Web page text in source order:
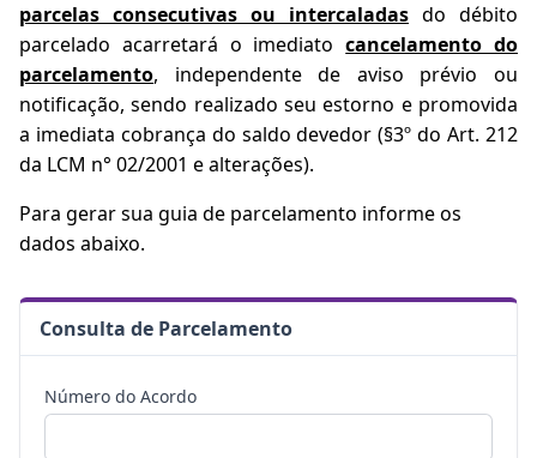
parcelas consecutivas ou intercaladas do débito
parcelado acarretará o imediatocancelamento do
parcelamento, independente de aviso prévio ou
notificação, sendo realizado seu estorno e promovida
a imediata cobrança do saldo devedor (§3º do Art. 212
da LCM n° 02/2001 e alterações).
Para gerar sua guia de parcelamento informe os
dados abaixo.
Consulta de Parcelamento
Número do Acordo